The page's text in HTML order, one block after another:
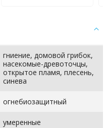
гниение, домовой грибок,
насекомые-древоточцы,
открытое пламя, плесень,
синева
огнебиозащитный
умеренные